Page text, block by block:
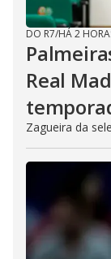
DO R7/HÁ 2
Real
Zagueira da